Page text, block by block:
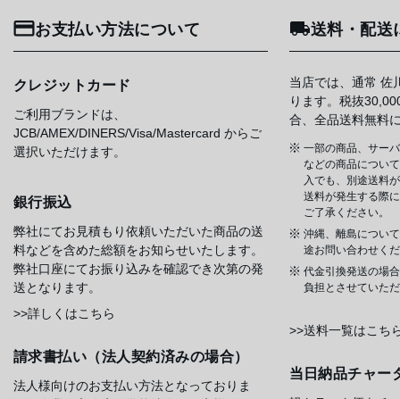
お支払い方法について
クレジットカード
ご利用ブランドは、
JCB/AMEX/DINERS/Visa/Mastercard からご
選択いただけます。
銀行振込
弊社にてお見積もり依頼いただいた商品の送
料などを含めた総額をお知らせいたします。
弊社口座にてお振り込みを確認でき次第の発
送となります。
>>詳しくはこちら
請求書払い（法人契約済みの場合）
法人様向けのお支払い方法となっておりま
送料・配送
当店では、通常 佐
ります。税抜
合、全品送料無料
一部の商品、サー
などの商品につい
入でも、別途送料
送料が発生する際
ご了承ください。
沖縄、離島につい
途お問い合わせく
代金引換発送の場
負担とさせていた
>>送料一覧はこち
当日納品チャー